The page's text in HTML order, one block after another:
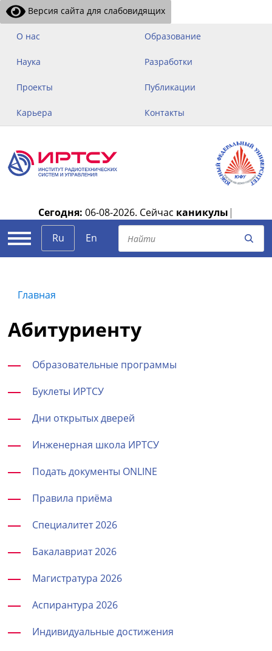
Версия сайта для слабовидящих
О нас Образование
Наука Разработки
Проекты Публикации
Карьера Контакты
Сегодня: 06-08-2026. Сейчас каникулы |
Ru
En
Главная
Абитуриенту
Образовательные программы
Буклеты ИРТСУ
Дни открытых дверей
Инженерная школа ИРТСУ
Подать документы ONLINE
Правила приёма
Специалитет 2026
Бакалавриат 2026
Магистратура 2026
Аспирантура 2026
Индивидуальные достижения